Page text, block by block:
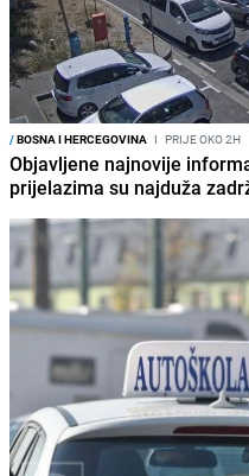
/BOSNA I HERCEGOVINA I PRIJE OKO 2H
Objavljene najnovije
prijelazima su najduža